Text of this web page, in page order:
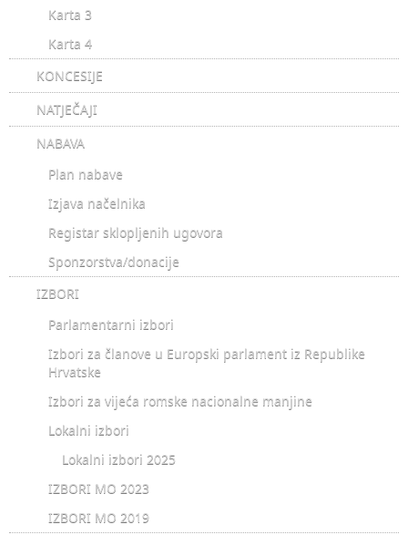
Karta 3
Karta 4
KONCESIJE
NATJEČAJI
NABAVA
Plan nabave
Izjava načelnika
Registar sklopljenih ugovora
Sponzorstva/donacije
IZBORI
Parlamentarni izbori
Izbori za članove u Europski parlament iz Republike
Hrvatske
Izbori za vijeća romske nacionalne manjine
Lokalni izbori
Lokalni izbori 2025
IZBORI MO 2023
IZBORI MO 2019